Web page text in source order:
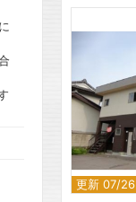
更新 07/26